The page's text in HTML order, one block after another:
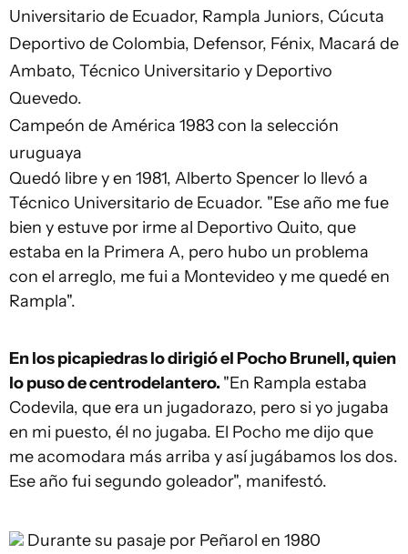
Universitario de Ecuador, Rampla Juniors, Cúcuta
Deportivo de Colombia, Defensor, Fénix, Macará de
Ambato, Técnico Universitario y Deportivo
Quevedo.
Campeón de América 1983 con la selección
uruguaya
Quedó libre y en 1981, Alberto Spencer lo llevó a
Técnico Universitario de Ecuador. "Ese año me fue
bien y estuve por irme al Deportivo Quito, que
estaba en la Primera A, pero hubo un problema
con el arreglo, me fui a Montevideo y me quedé en
Rampla".
En los picapiedras lo dirigió el Pocho Brunell, quien
lo puso de centrodelantero. "En Rampla estaba
Codevila, que era un jugadorazo, pero si yo jugaba
en mi puesto, él no jugaba. El Pocho me dijo que
me acomodara más arriba y así jugábamos los dos.
Ese año fui segundo goleador", manifestó.
Durante su pasaje por Peñarol en 1980